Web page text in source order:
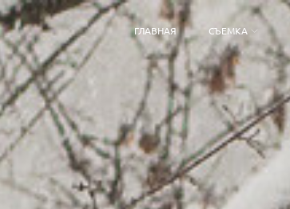
ГЛАВНАЯ СЪЕМКА